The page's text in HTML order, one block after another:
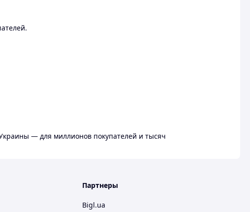
— для миллионов покупателей и тысяч
Партнеры
Bigl.ua